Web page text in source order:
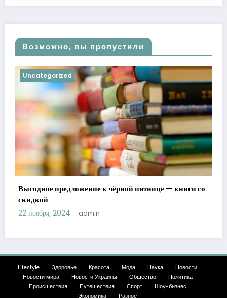
Возможно, вы пропустили
Uncategorized
Выгодное предложение к чёрной пятнице — книги со
скидкой
22 ноября, 2024 admin
Lifestyle Здоровье Красота Мода Наука
Новости
Новости мира
Новости Украины Общество
Политика
Происшествия
Путешествия Спорт
Шоу-бизнес
Экономика
Разное